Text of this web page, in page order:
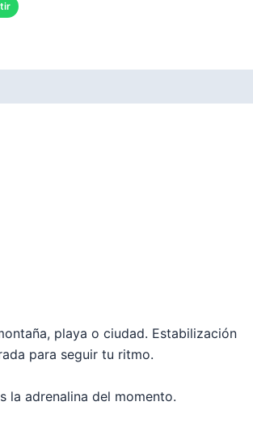
playa o ciudad. Estabilización
para seguir tu ritmo.
la adrenalina del momento.